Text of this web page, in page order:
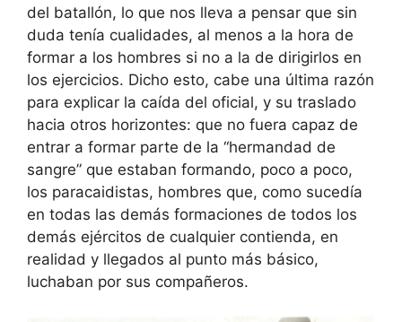
del batallón, lo que nos lleva a pensar que sin
duda tenía cualidades, al menos a la hora de
formar a los hombres si no a la de dirigirlos en
los ejercicios. Dicho esto, cabe una última razón
para explicar la caída del oficial, y su traslado
hacia otros horizontes: que no fuera capaz de
entrar a formar parte de la “hermandad de
sangre” que estaban formando, poco a poco,
los paracaidistas, hombres que, como sucedía
en todas las demás formaciones de todos los
demás ejércitos de cualquier contienda, en
realidad y llegados al punto más básico,
luchaban por sus compañeros.